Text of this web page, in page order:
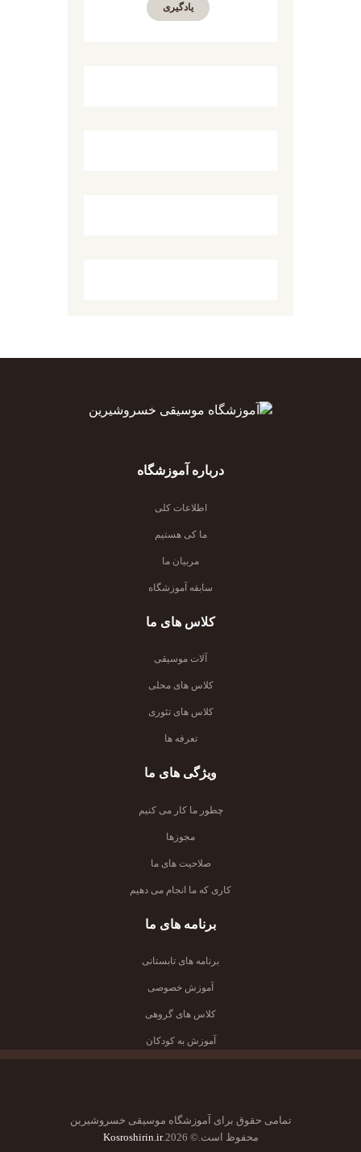
یادگیری
درباره آموزشگاه
اطلاعات کلی
ما کی هستیم
مربیان ما
سابقه آموزشگاه
کلاس های ما
آلات موسیقی
کلاس های محلی
کلاس های تئوری
تعرفه ها
ویژگی های ما
چطور ما کار می کنیم
مجوزها
صلاحیت های ما
کاری که ما انجام می دهیم
برنامه های ما
برنامه های تابستانی
آموزش خصوصی
کلاس های گروهی
آموزش به کودکان
تمامی حقوق برای آموزشگاه موسیقی خسروشیرین
محفوظ است.© 2026.
Kosroshirin.ir